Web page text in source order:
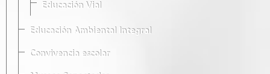
Educación Vial
Educación Ambiental Integral
Convivencia escolar